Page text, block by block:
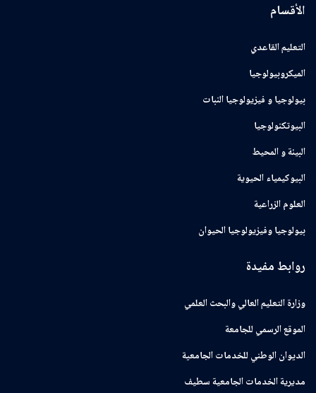
الأقسام
التعليم القاعدي
الميكروبيولوجيا
بيولوجيا و فيزيولوجيا النبات
البيوتكنولوجيا
البيئة و المحيط
البيوكيمياء الحيوية
العلوم الزراعية
بيولوجيا وفيزيولوجيا الحيوان
روابط مفيدة
وزارة التعليم العالي والبحث العلمي
الموقع الرسمي للجامعة
ﺍﻟﺪﻳﻮﺍﻥ ﺍﻟﻮﻃﻨﻲ ﻟﻠﺨﺪﻣﺎﺕ ﺍﻟﺠﺎﻣﻌﻴﺔ
مديرية الخدمات الجامعية سطيف